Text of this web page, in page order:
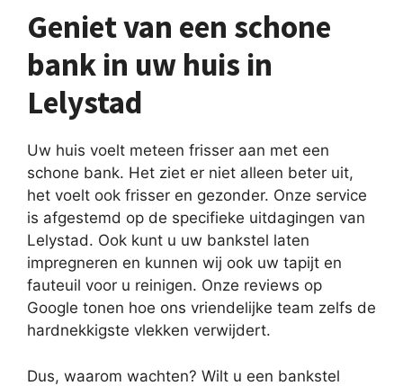
Geniet van een schone
bank in uw huis in
Lelystad
Uw huis voelt meteen frisser aan met een
schone bank. Het ziet er niet alleen beter uit,
het voelt ook frisser en gezonder. Onze service
is afgestemd op de specifieke uitdagingen van
Lelystad. Ook kunt u uw bankstel laten
impregneren en kunnen wij ook uw tapijt en
fauteuil voor u reinigen. Onze reviews op
Google tonen hoe ons vriendelijke team zelfs de
hardnekkigste vlekken verwijdert.
Dus, waarom wachten? Wilt u een bankstel